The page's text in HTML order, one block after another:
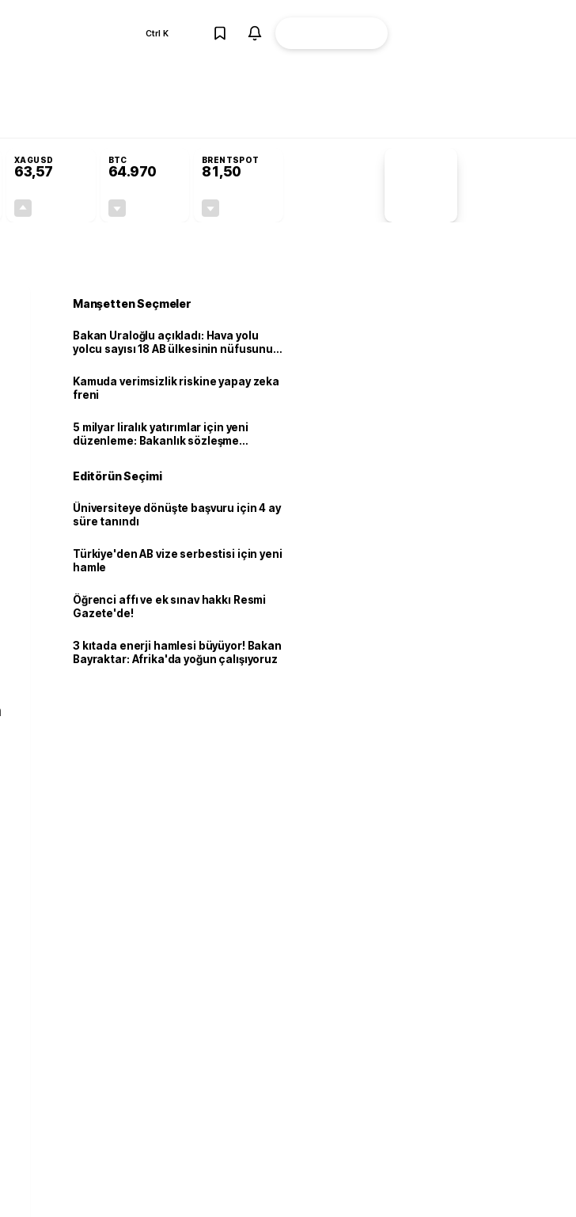
Ctrl K
XAGUSD
63,57
BTC
64.970
BRENTSPOT
81,50
Manşetten Seçmeler
Bakan Uraloğlu açıkladı: Hava yolu
yolcu sayısı 18 AB ülkesinin nüfusunu
Kamuda verimsizlik riskine yapay zeka
freni
5 milyar liralık yatırımlar için yeni
düzenleme: Bakanlık sözleşme
Editörün Seçimi
Üniversiteye dönüşte başvuru için 4 ay
süre tanındı
Türkiye'den AB vize serbestisi için yeni
hamle
Öğrenci affı ve ek sınav hakkı Resmi
Gazete'de!
3 kıtada enerji hamlesi büyüyor! Bakan
Bayraktar: Afrika'da yoğun çalışıyoruz